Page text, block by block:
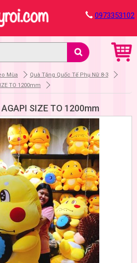
0973353102
Mùa
Quà Tặng Quốc Tế Phụ Nữ 8-3
TO 1200mm
AGAPI SIZE TO 1200mm